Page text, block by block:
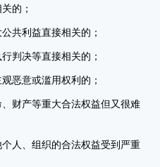
的；
共利益直接相关的；
判决等直接相关的；
恶意或滥用权利的；
财产等重大合法权益但又很难
人、组织的合法权益受到严重